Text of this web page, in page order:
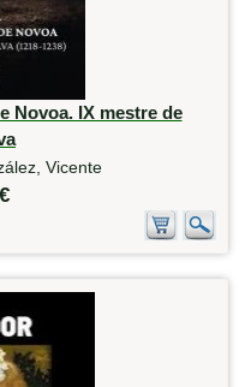
Novoa. IX mestre de
Vicente